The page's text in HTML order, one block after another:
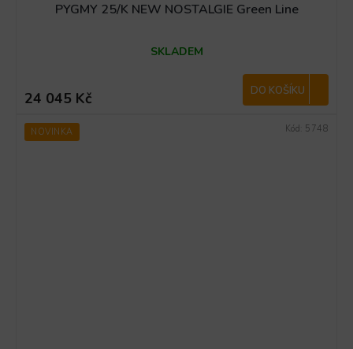
PYGMY 25/K NEW NOSTALGIE Green Line
SKLADEM
24 045 Kč DO KOŠÍKU
NOVINKA Kód: 5748